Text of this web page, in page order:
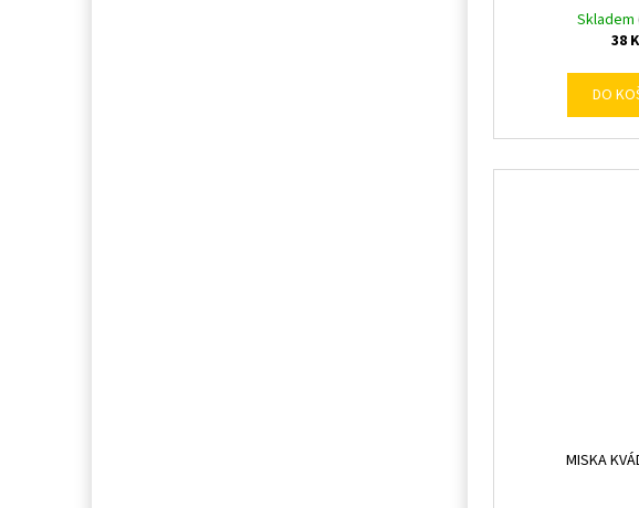
Skladem
38
DO
MISKA